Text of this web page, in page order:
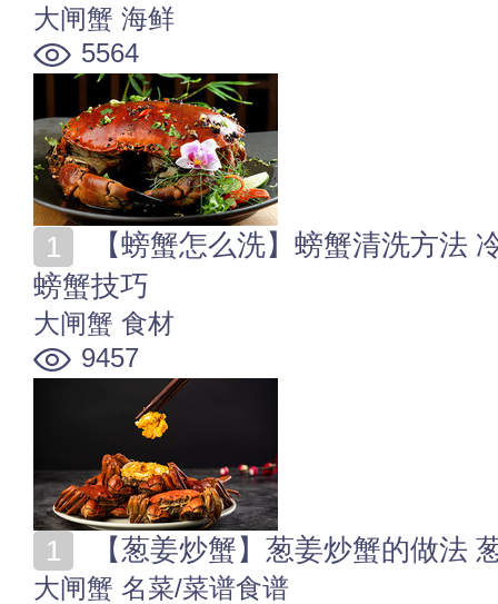
大闸蟹 海鲜
5564
螃蟹技巧
大闸蟹 食材
9457
【葱姜炒蟹】葱姜炒蟹的做法
大闸蟹 名菜/菜谱食谱